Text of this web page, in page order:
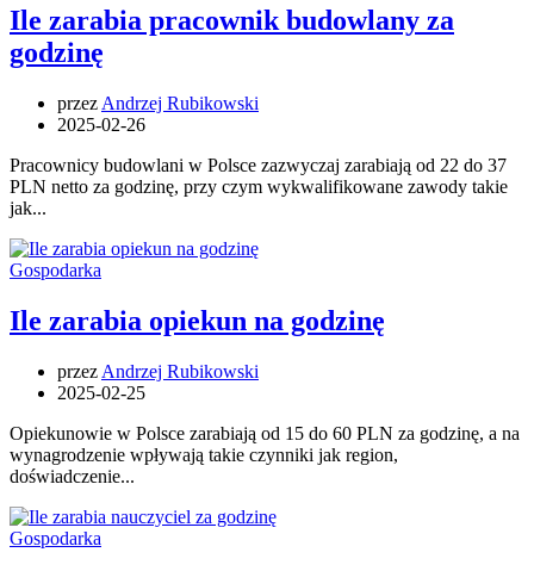
Ile zarabia pracownik budowlany za
godzinę
przez Andrzej Rubikowski
2025-02-26
Pracownicy budowlani w Polsce zazwyczaj zarabiają od 22 do 37
PLN netto za godzinę, przy czym wykwalifikowane zawody takie
jak...
Gospodarka
Ile zarabia opiekun na godzinę
przez Andrzej Rubikowski
2025-02-25
Opiekunowie w Polsce zarabiają od 15 do 60 PLN za godzinę, a na
wynagrodzenie wpływają takie czynniki jak region,
doświadczenie...
Gospodarka